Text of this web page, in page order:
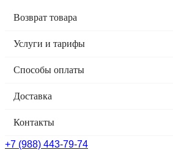
Возврат товара
Услуги и тарифы
Способы оплаты
Доставка
Контакты
+7 (988) 443-79-74